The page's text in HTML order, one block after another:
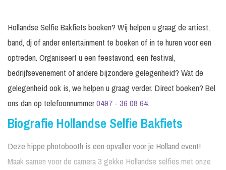
Hollandse Selfie Bakfiets boeken? Wij helpen u graag de artiest,
band, dj of ander entertainment te boeken of in te huren voor een
optreden. Organiseert u een feestavond, een festival,
bedrijfsevenement of andere bijzondere gelegenheid? Wat de
gelegenheid ook is, we helpen u graag verder. Direct boeken? Bel
ons dan op telefoonnummer0497 - 36 08 64.
Biografie Hollandse Selfie Bakfiets
Deze hippe photobooth is een opvaller voor je Holland event!
Maak samen voor de camera 3 gekke Hollandse selfies met onze